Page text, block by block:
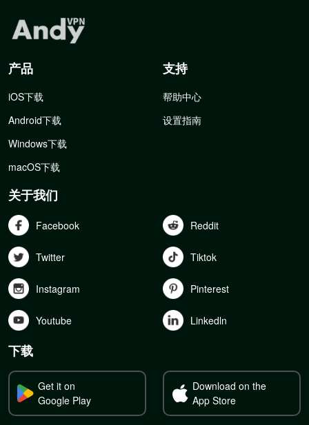
产品
iOS下载
Android下载
Windows下载
macOS下载
支持
帮助中心
设置指南
关于我们
Facebook Reddit
Twitter Tiktok
Instagram Pinterest
Youtube Linkedln
下载
Get it on
Google Play
Download on the
App Store